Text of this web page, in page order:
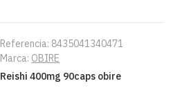
Referencia: 8435041340471
Marca: OBIRE
Reishi 400mg 90caps obire